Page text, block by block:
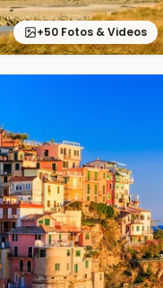
+50 Fotos & Videos